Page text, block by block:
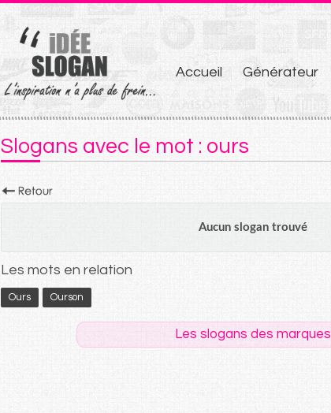
Aller
au
contenu
Accueil Générateur
Slogans avec le mot : ours
Aucun slogan trouvé
Les mots en relation
Ours Ourson
Les slogans des marques